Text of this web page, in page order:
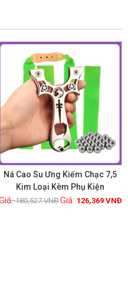
GIẢM GIÁ!
Ná Cao Su Ưng Kiếm Chạc 7,5
Kim Loại Kèm Phụ Kiện
180,527VNĐ 126,369 VNĐ